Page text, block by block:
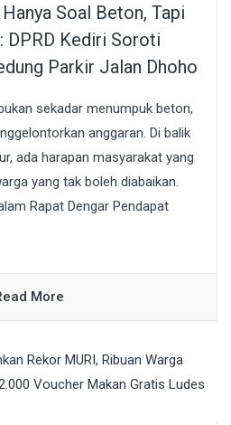
Soal Beton, Tapi
DPRD Kediri Soroti
Parkir Jalan Dhoho
sekadar menumpuk beton,
anggaran. Di balik
ada harapan masyarakat yang
yang tak boleh diabaikan.
Rapat Dengar Pendapat
More